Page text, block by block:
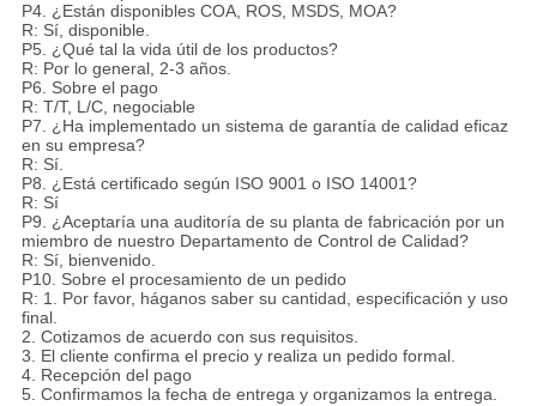
P4. ¿Están disponibles COA, ROS, MSDS, MOA?
R: Sí, disponible.
P5. ¿Qué tal la vida útil de los productos?
R: Por lo general, 2-3 años.
P6. Sobre el pago
R: T/T, L/C, negociable
P7. ¿Ha implementado un sistema de garantía de calidad eficaz
en su empresa?
R: Sí.
P8. ¿Está certificado según ISO 9001 o ISO 14001?
R: Sí
P9. ¿Aceptaría una auditoría de su planta de fabricación por un
miembro de nuestro Departamento de Control de Calidad?
R: Sí, bienvenido.
P10. Sobre el procesamiento de un pedido
R: 1. Por favor, háganos saber su cantidad, especificación y uso
final.
2. Cotizamos de acuerdo con sus requisitos.
3. El cliente confirma el precio y realiza un pedido formal.
4. Recepción del pago
5. Confirmamos la fecha de entrega y organizamos la entrega.